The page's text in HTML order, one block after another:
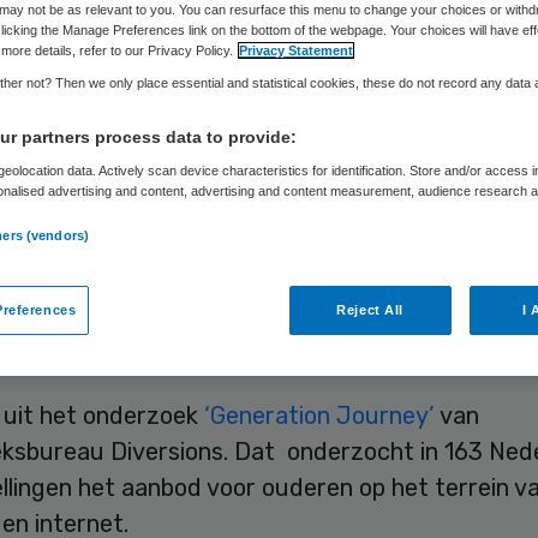
Skipr Redactie 20 oktober 2017
mediagebruik ligt, dan zijn de Nederlandse
nog helemaal niet klaar voor de generatie
Het aanbod van en voorzieningen voor tv,
het onderzoek ‘Generation Journey’ van
Diversions. Dat onderzocht in 163
het aanbod voor ouderen op het terrein
internet.
not be as relevant to you. You can resurface this menu to change your choices or
the Manage Preferences link on the bottom of the webpage. Your choices will have
details, refer to our Privacy Policy. Privacy Statement
not? Then we only place essential and statistical cookies, these do not record any data
partners process data to provide:
data. Actively scan device characteristics for identification. Store and/or access
advertising and content, advertising and content measurement, audience research
(vendors)
Reject All I